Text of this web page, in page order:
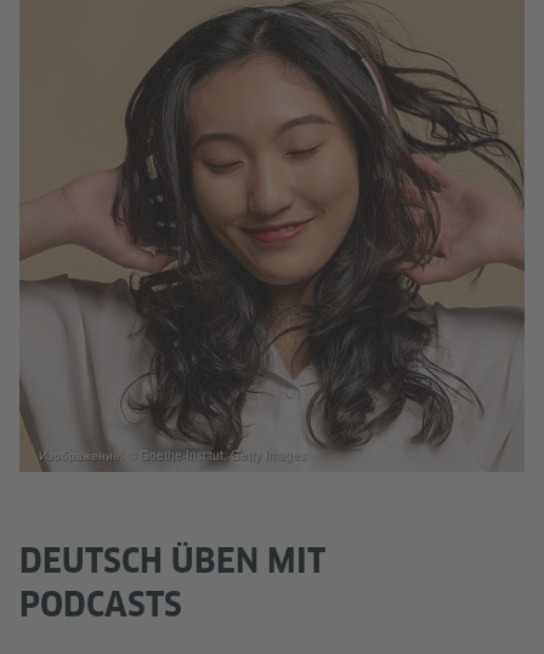
DEUTSCH ÜBEN MIT
PODCASTS
Изображение: © Goethe-Institut, Getty Images